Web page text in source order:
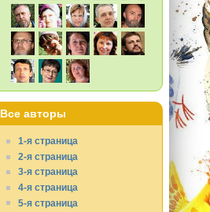
Все авторы
1-я страница
2-я страница
3-я страница
4-я страница
5-я страница